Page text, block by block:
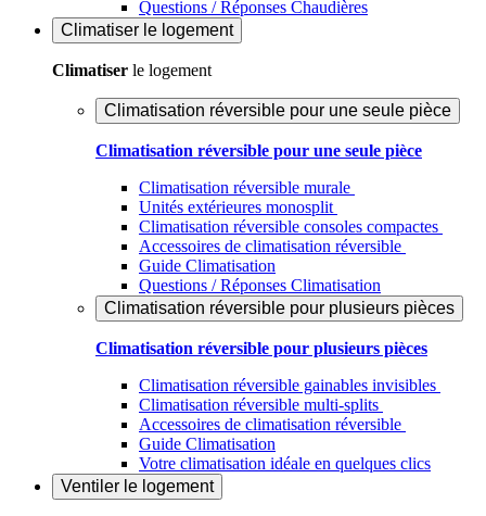
Questions / Réponses Chaudières
Climatiser le logement
Climatiser le logement
Climatisation réversible pour une seule pièce
Climatisation réversible pour une seule pièce
Climatisation réversible murale
Unités extérieures monosplit
Climatisation réversible consoles compactes
Accessoires de climatisation réversible
Guide Climatisation
Questions / Réponses Climatisation
Climatisation réversible pour plusieurs pièces
Climatisation réversible pour plusieurs pièces
Climatisation réversible gainables invisibles
Climatisation réversible multi-splits
Accessoires de climatisation réversible
Guide Climatisation
Votre climatisation idéale en quelques clics
Ventiler le logement